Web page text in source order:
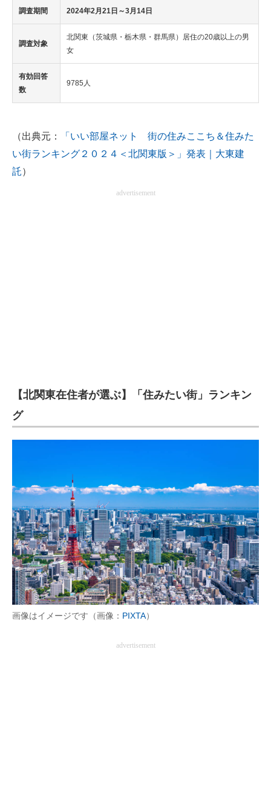
調査期間 2024年2月21日～3月14日
調査対象
北関東（茨城県・栃木県・群馬県）居住の20歳以上の男
女
有効回答
数
9785人
（出典元：
「いい部屋ネット 街の住みここち＆住みた
い街ランキング２０２４＜北関東版＞」発表｜大東建
託）
advertisement
【北関東在住者が選ぶ】「住みたい街」ランキン
グ
画像はイメージです（画像： PIXTA）
advertisement